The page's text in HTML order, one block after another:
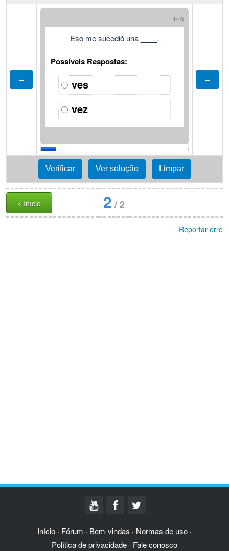
1/10
Eso me sucedió una .
Possíveis Respostas:
ves
vez
< Início 2 /2
Reportar erro
Início · Fórum · Bem-vindas · Normas de uso ·
Política de privacidade · Fale conosco